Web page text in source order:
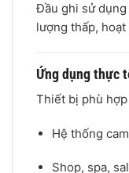
Đầu ghi sử
lượng thấp,
Ứng dụng thực
Thiết bị phù
Hệ thống
Shop, spa,